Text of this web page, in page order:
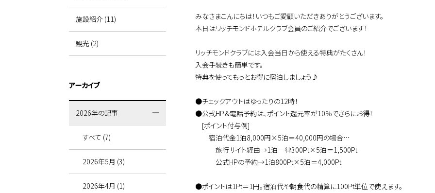
みなさまこんにちは！いつもご愛顧いただきありがとうございます。
本日はリッチモンドホテルクラブ会員のご紹介でございます！
リッチモンドクラブには入会当日から使える特典がたくさん！
入会手続きも簡単です。
特典を使ってもっとお得に宿泊しましょう♪
●チェックアウトはゆったりの12時！
●公式HP＆電話予約は、ポイント還元率が10％でさらにお得！
[ポイント付与例]
宿泊代金1泊8,000円×5泊＝40,000円の場合…
旅行サイト経由→1泊一律300Pt×5泊＝1,500Pt
公式HPの予約→1泊800Pt×5泊＝4,000Pt
●ポイントは1Pt＝1円。宿泊代や朝食代の精算に100Pt単位で使えます。
施設紹介 (11)
観光 (2)
アーカイブ
2026年の記事
すべて (7)
2026年5月 (3)
2026年4月 (1)